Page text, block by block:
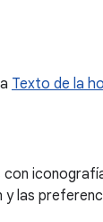
Texto de la
y las